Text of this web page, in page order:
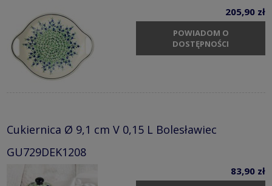
205,90 zł
POWIADOM O
DOSTĘPNOŚCI
Cukiernica Ø 9,1 cm V 0,15 L Bolesławiec
GU729DEK1208
83,90 zł